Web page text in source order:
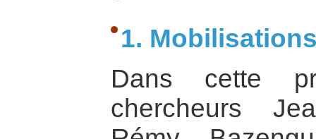
1.
Dans cette
chercheurs